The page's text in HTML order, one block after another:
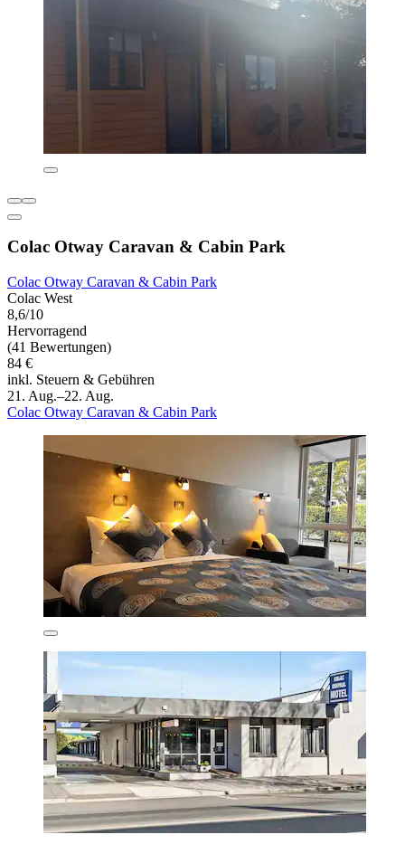
Colac Otway Caravan & Cabin Park
Colac Otway Caravan & Cabin Park
Colac West
8,6/10
Hervorragend
(41 Bewertungen)
84 €
inkl. Steuern & Gebühren
21. Aug.–22. Aug.
Colac Otway Caravan & Cabin Park